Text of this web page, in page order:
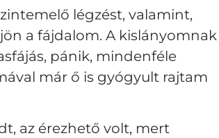
légzést, valamint,
a fájdalom. A kislányomnak
pánik, mindenféle
már ő is gyógyult rajtam
az érezhető volt, mert